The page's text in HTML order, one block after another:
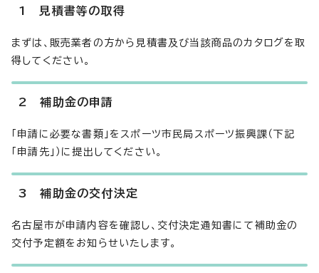
1 見積書等の取得
まずは、販売業者の方から見積書及び当該商品のカタログを取
得してください。
2 補助金の申請
「申請に必要な書類」をスポーツ市民局スポーツ振興課（下記
「申請先」）に提出してください。
3 補助金の交付決定
名古屋市が申請内容を確認し、交付決定通知書にて補助金の
交付予定額をお知らせいたします。